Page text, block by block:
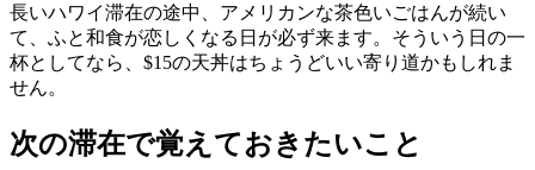
長いハワイ滞在の途中、アメリカンな茶色いごはんが続い
て、ふと和食が恋しくなる日が必ず来ます。そういう日の一
杯としてなら、$15の天丼はちょうどいい寄り道かもしれま
せん。
次の滞在で覚えておきたいこと